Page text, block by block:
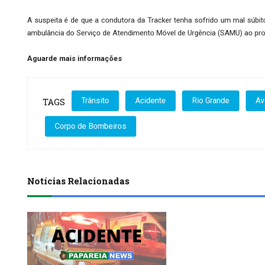
A suspeita é de que a condutora da Tracker tenha sofrido um mal
ambulância do Serviço de Atendimento Móvel de Urgência (SAMU) ao
Aguarde mais informações
TAGS Trânsito Acidente Rio Grande
Corpo de Bombeiros
Notícias Relacionadas